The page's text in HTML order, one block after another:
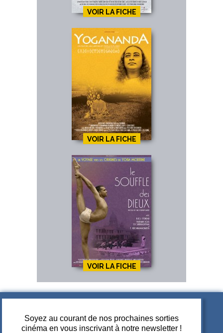
VOIR LA FICHE
VOIR LA FICHE
VOIR LA FICHE
A PROPOS DE JUPITER FILMS
Soyez au courant de nos prochaines sorties
cinéma en vous inscrivant à notre newsletter !